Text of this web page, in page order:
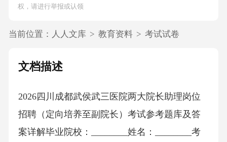
权，请进行举报或认领
当前位置： 人人文库 > 教育资料 > 考试试卷
文档描述
2026四川成都武侯武三医院两大院长助理岗位
招聘（定向培养至副院长）考试参考题库及答
案详解毕业院校：________姓名：________考